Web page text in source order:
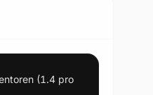
(1.4 pro